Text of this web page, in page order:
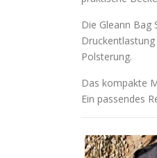
Die Gleann
Polsterung.
Das kompakte
Ein passendes